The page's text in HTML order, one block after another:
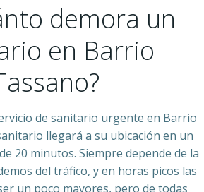
demora un
en Barrio
de sanitario urgente en Barrio
llegará a su ubicación en un
20 minutos. Siempre depende de la
del tráfico, y en horas picos las
un poco mayores, pero de todas